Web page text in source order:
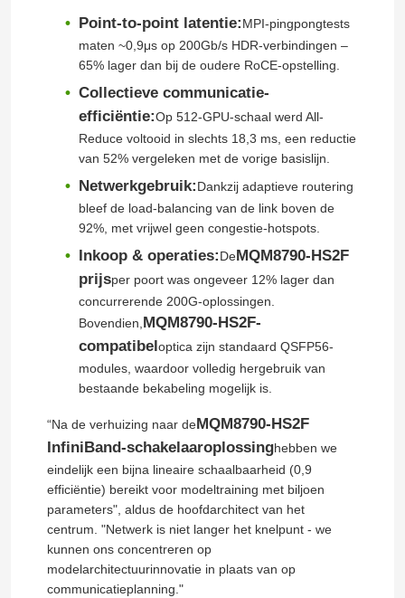
Over Ons
Fabriekstour
Kwaliteitscontrole
Neem contact met ons op
Nieuws
Vraag een offerte aan
optische transceivermodule
De Schakelaar van het Mellanoxnetwerk
De Kaart van het Mellanoxnetwerk
Point-to-point latentie:MPI-pingpongtests
maten ~0,9μs op 200Gb/s HDR-verbindingen –
65% lager dan bij de oudere RoCE-opstelling.
Collectieve communicatie-
efficiëntie:Op 512-GPU-schaal werd All-
Reduce voltooid in slechts 18,3 ms, een reductie
van 52% vergeleken met de vorige basislijn.
Netwerkgebruik:Dankzij adaptieve routering
bleef de load-balancing van de link boven de
92%, met vrijwel geen congestie-hotspots.
Inkoop & operaties:DeMQM8790-HS2F
prijsper poort was ongeveer 12% lager dan
concurrerende 200G-oplossingen.
Bovendien, MQM8790-HS2F-
compatibeloptica zijn standaard QSFP56-
modules, waardoor volledig hergebruik van
bestaande bekabeling mogelijk is.
“Na de verhuizing naar deMQM8790-HS2F
InfiniBand-schakelaaroplossinghebben we
eindelijk een bijna lineaire schaalbaarheid (0,9
efficiëntie) bereikt voor modeltraining met biljoen
parameters", aldus de hoofdarchitect van het
centrum. "Netwerk is niet langer het knelpunt - we
kunnen ons concentreren op
modelarchitectuurinnovatie in plaats van op
communicatieplanning."